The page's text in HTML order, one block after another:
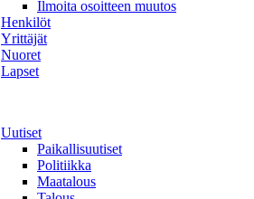
Ilmoita osoitteen muutos
Henkilöt
Yrittäjät
Nuoret
Lapset
Uutiset
Paikallisuutiset
Politiikka
Maatalous